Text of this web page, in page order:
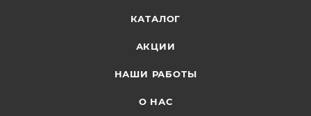
КАТАЛОГ
АКЦИИ
НАШИ РАБОТЫ
О НАС